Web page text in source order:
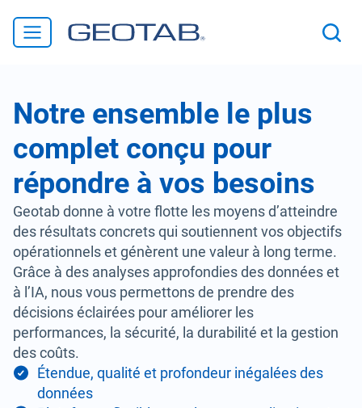
Notre ensemble le plus
complet conçu pour
répondre à vos besoins
Geotab donne à votre flotte les moyens d’atteindre
des résultats concrets qui soutiennent vos objectifs
opérationnels et génèrent une valeur à long terme.
Grâce à des analyses approfondies des données et
à l’IA, nous vous permettons de prendre des
décisions éclairées pour améliorer les
performances, la sécurité, la durabilité et la gestion
des coûts.
Étendue, qualité et profondeur inégalées des
données